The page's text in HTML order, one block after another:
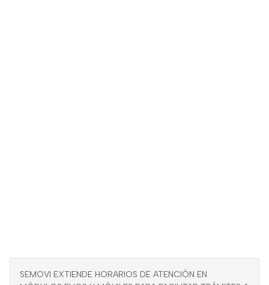
SEMOVI EXTIENDE HORARIOS DE ATENCIÓN EN